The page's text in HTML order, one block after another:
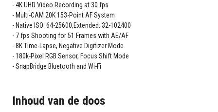
4K UHD Video Recording at 30 fps
Multi-CAM 20K 153-Point AF System
Native ISO: 64-25600,Extended: 32-102400
7 fps Shooting for 51 Frames with AE/AF
8K Time-Lapse, Negative Digitizer Mode
180k-Pixel RGB Sensor, Focus Shift Mode
SnapBridge Bluetooth and Wi-Fi
Inhoud van de doos